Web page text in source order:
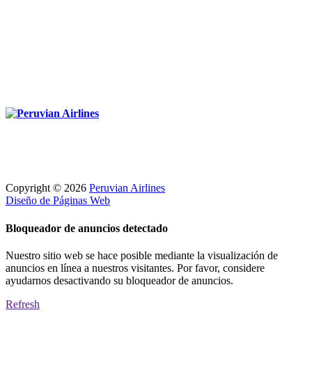
Copyright © 2026 Peruvian Airlines
Diseño de Páginas Web
Bloqueador de anuncios detectado
Nuestro sitio web se hace posible mediante la visualización de
anuncios en línea a nuestros visitantes. Por favor, considere
ayudarnos desactivando su bloqueador de anuncios.
Refresh